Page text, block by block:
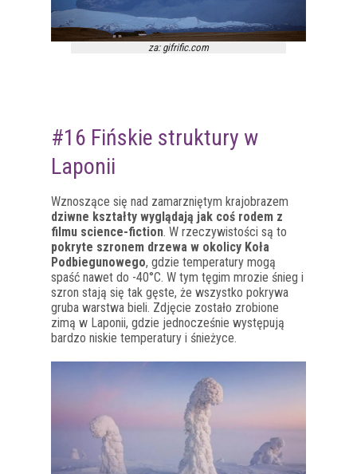
za: gifrific.com
#16 Fińskie struktury w
Laponii
Wznoszące się nad zamarzniętym krajobrazem
dziwne kształty wyglądają jak coś rodem z
filmu science-fiction. W rzeczywistości są to
pokryte szronem drzewa w okolicy Koła
Podbiegunowego, gdzie temperatury mogą
spaść nawet do -40°C. W tym tęgim mrozie śnieg i
szron stają się tak gęste, że wszystko pokrywa
gruba warstwa bieli. Zdjęcie zostało zrobione
zimą w Laponii, gdzie jednocześnie występują
bardzo niskie temperatury i śnieżyce.